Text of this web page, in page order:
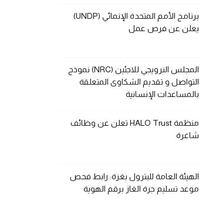
برنامج الأمم المتحدة الإنمائي (UNDP)
يعلن عن فرص عمل
المجلس النرويجي للاجئين (NRC) نموذج
التواصل و تقديم الشكاوى المتعلقة
بالمساعدات الإنسانية
منظمة HALO Trust تعلن عن وظائف
شاغرة
الهيئة العامة للبترول بغزة: رابط فحص
موعد تسليم جرة الغاز برقم الهوية